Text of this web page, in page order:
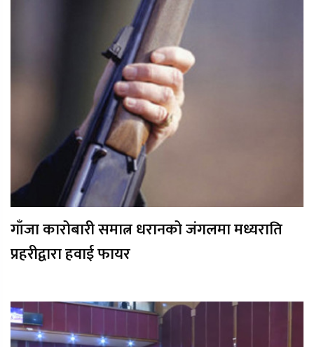
गाँजा कारोबारी समात्न धरानको जंगलमा मध्यराति
प्रहरीद्वारा हवाई फायर